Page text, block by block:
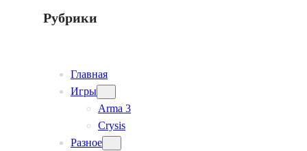
Рубрики
Главная
Игры
Arma 3
Crysis
Разное